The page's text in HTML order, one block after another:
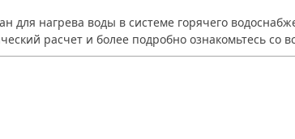
для нагрева воды в системе горячего
расчет и более подробно ознакомьтесь